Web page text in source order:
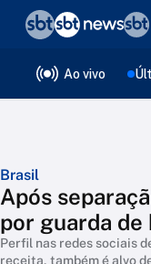
Ao vivo
Brasil
Após
por guarda de
Perfil nas redes sociais
receita, também é alvo
❮voltar